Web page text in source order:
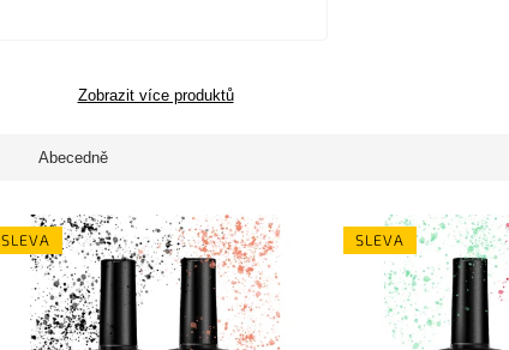
Zobrazit více produktů
Abecedně
SLEVA SLEVA